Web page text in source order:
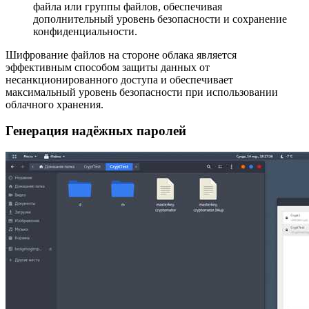
файла или группы файлов, обеспечивая
дополнительный уровень безопасности и сохранение
конфиденциальности.
Шифрование файлов на стороне облака является
эффективным способом защиты данных от
несанкционированного доступа и обеспечивает
максимальный уровень безопасности при использовании
облачного хранения.
Генерация надёжных паролей